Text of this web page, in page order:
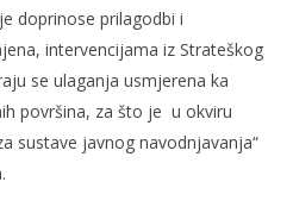
doprinose prilagodbi i
intervencijama iz Strateškog
se ulaganja usmjerena ka
površina, za što je u okviru
sustave javnog navodnjavanja“